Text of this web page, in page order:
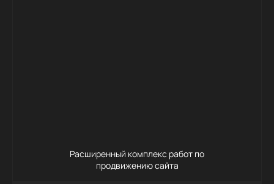
Расширенный комплекс работ по
продвижению сайта